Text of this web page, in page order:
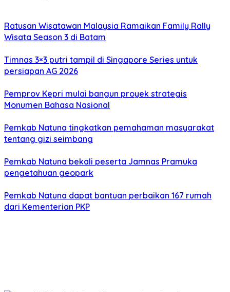
Ratusan Wisatawan Malaysia Ramaikan Family Rally
Wisata Season 3 di Batam
Timnas 3×3 putri tampil di Singapore Series untuk
persiapan AG 2026
Pemprov Kepri mulai bangun proyek strategis
Monumen Bahasa Nasional
Pemkab Natuna tingkatkan pemahaman masyarakat
tentang gizi seimbang
Pemkab Natuna bekali peserta Jamnas Pramuka
pengetahuan geopark
Pemkab Natuna dapat bantuan perbaikan 167 rumah
dari Kementerian PKP